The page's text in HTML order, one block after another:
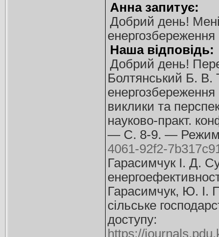
Анна запитує:
Добрий день!
енергозбереження
Наша відповідь:
Добрий день!
Болтянський Б. В.
виклики та
науково-практ.
— С. 8-9. — Режим
4061-92f2-
Гарасимчук І. Д.
Гарасимчук, Ю. І.
сільське
доступу:
https://